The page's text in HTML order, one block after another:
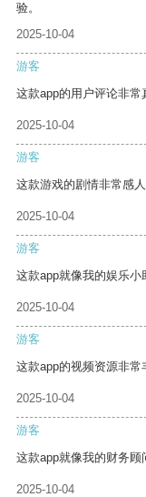
验。
2025-10-04
游客
这款app的用户评论非常
2025-10-04
游客
这款游戏的剧情非常感
2025-10-04
游客
这款app就像我的娱乐小
2025-10-04
游客
这款app的视频资源非常
2025-10-04
游客
这款app就像我的财务顾
2025-10-04